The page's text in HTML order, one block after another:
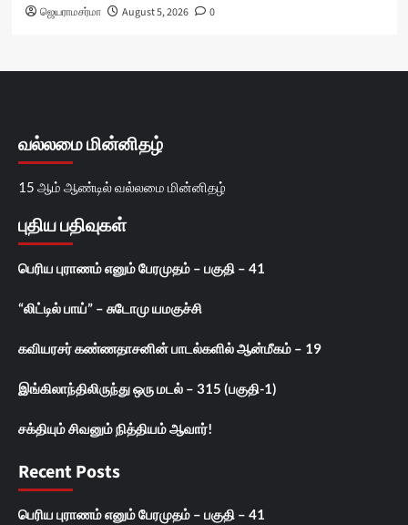
ஜெயராமசர்மா August 5, 2026 0
வல்லமை மின்னிதழ்
15 ஆம் ஆண்டில் வல்லமை மின்னிதழ்
புதிய பதிவுகள்
பெரிய புராணம் எனும் பேரமுதம் – பகுதி – 41
“லிட்டில் பாய்” – சுடோமு யமகுச்சி
கவியரசர் கண்ணதாசனின் பாடல்களில் ஆன்மீகம் – 19
இங்கிலாந்திலிருந்து ஒரு மடல் – 315 (பகுதி-1)
சக்தியும் சிவனும் நித்தியம் ஆவார்!
Recent Posts
பெரிய புராணம் எனும் பேரமுதம் – பகுதி – 41